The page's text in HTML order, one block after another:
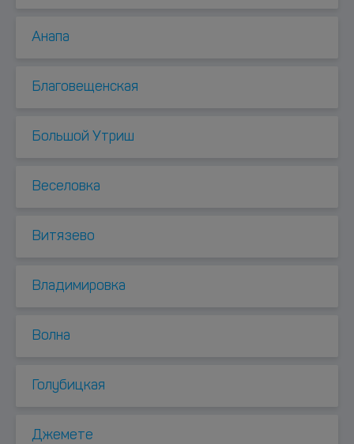
Анапа
Благовещенская
Большой Утриш
Веселовка
Витязево
Владимировка
Волна
Голубицкая
Джемете